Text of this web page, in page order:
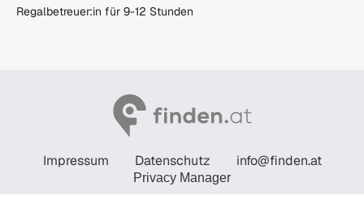
Regalbetreuer:in für 9-12 Stunden
Impressum Datenschutz info@finden.at
Privacy Manager